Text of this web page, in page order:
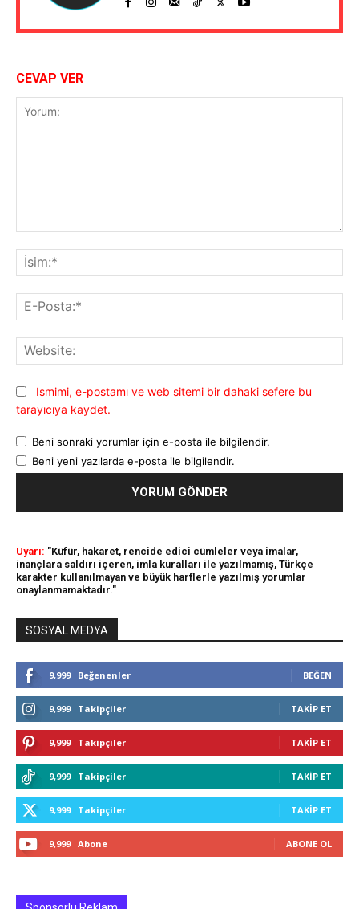
CEVAP VER
Ismimi, e-postamı ve web sitemi bir dahaki sefere bu
tarayıcıya kaydet.
Beni sonraki yorumlar için e-posta ile bilgilendir.
Beni yeni yazılarda e-posta ile bilgilendir.
Uyarı: "Küfür, hakaret, rencide edici cümleler veya imalar,
inançlara saldırı içeren, imla kuralları ile yazılmamış, Türkçe
karakter kullanılmayan ve büyük harflerle yazılmış yorumlar
onaylanmamaktadır."
SOSYAL MEDYA
9,999 Beğenenler BEĞEN
9,999 Takipçiler TAKIP ET
9,999 Takipçiler TAKIP ET
9,999 Takipçiler TAKIP ET
9,999 Takipçiler TAKIP ET
9,999 Abone ABONE OL